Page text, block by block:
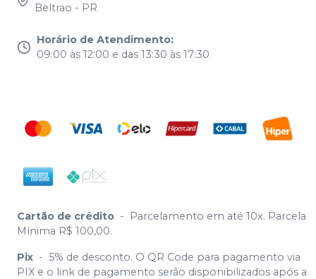
Beltrao - PR
Horário de Atendimento:
09:00 às 12:00 e das 13:30 às 17:30
Cartão de crédito -
Parcelamento em até 10x. Parcela
Mínima R$ 100,00.
Pix - 5% de desconto. O QR Code para pagamento via
PIX e o link de pagamento serão disponibilizados após a